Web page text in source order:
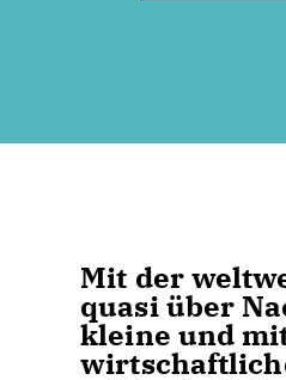
Mit der
quasi über
kleine und